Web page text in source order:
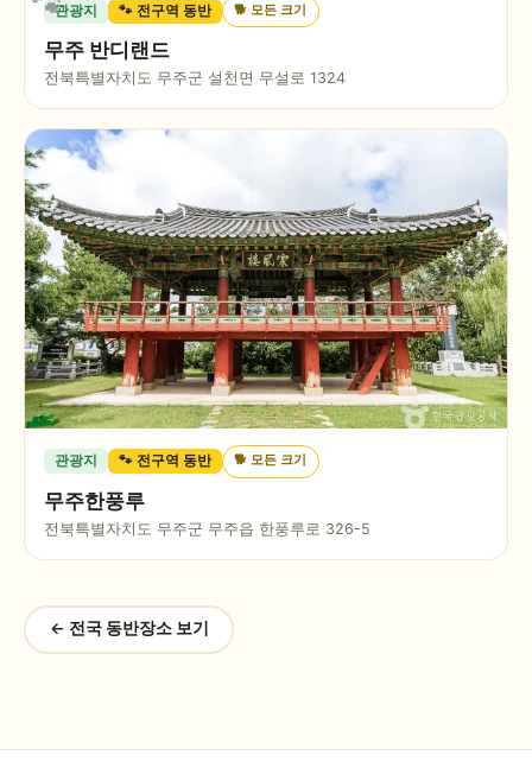
관광지 🐾 전구역 동반 🐕모든 크기
무주 반디랜드
전북특별자치도 무주군 설천면 무설로 1324
관광지 🐾 전구역 동반 🐕모든 크기
무주한풍루
전북특별자치도 무주군 무주읍 한풍루로 326-5
← 전국 동반장소 보기